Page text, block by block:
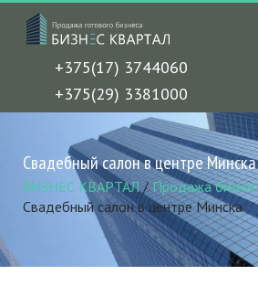
+375(17) 3744060
+375(29) 3381000
Свадебный салон в центре Минска
БИЗНЕС КВАРТАЛ/Продажа
Свадебный салон в центре Минска